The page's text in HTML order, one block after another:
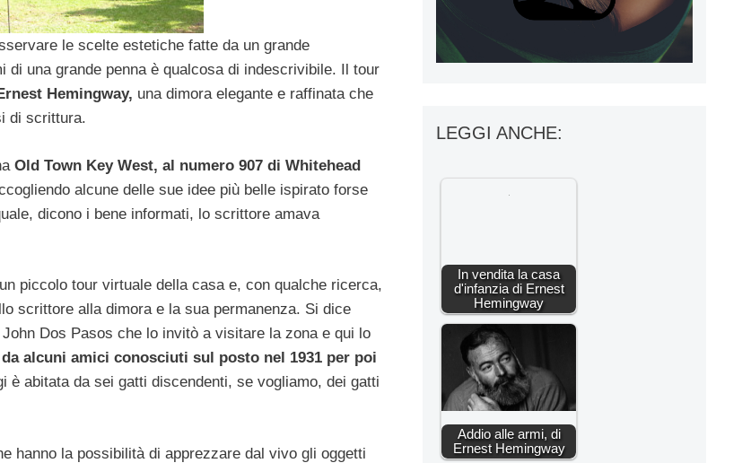
le scelte estetiche fatte da un grande
una grande penna è qualcosa di indescrivibile. Il tour
Hemingway, una dimora elegante e raffinata che
di scrittura.
Old Town Key West, al numero 907 di Whitehead
alcune delle sue idee più belle ispirato forse
dicono i bene informati, lo scrittore amava
piccolo tour virtuale della casa e, con qualche ricerca,
scrittore alla dimora e la sua permanenza. Si dice
Dos Pasos che lo invitò a visitare la zona e qui lo
alcuni amici conosciuti sul posto nel 1931 per poi
è abitata da sei gatti discendenti, se vogliamo, dei gatti
hanno la possibilità di apprezzare dal vivo gli oggetti
LEGGI ANCHE:
In vendita la casa
d'infanzia di Ernest
Hemingway
Addio alle armi, di
Ernest Hemingway